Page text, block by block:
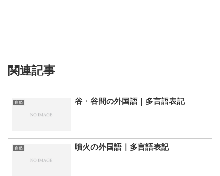
関連記事
自然 谷・谷間の外国語｜多言語表記
自然 噴火の外国語｜多言語表記